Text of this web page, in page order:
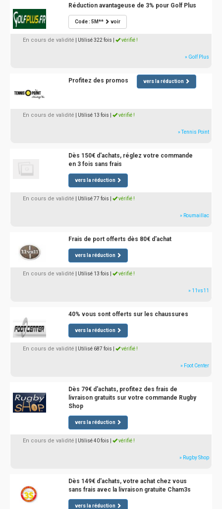
Réduction avantageuse de 3% pour Golf Plus
Code : 5M** voir
En cours de validité | Utilisé 322 fois vérifié !
» Golf Plus
Profitez des promos vers la réduction
En cours de validité | Utilisé 13 fois vérifié !
» Tennis Point
Dès 150€ d'achats, réglez votre commande
en 3 fois sans frais
vers la réduction
En cours de validité | Utilisé 77 fois vérifié !
» Roumaillac
Frais de port offerts dès 80€ d'achat
vers la réduction
En cours de validité | Utilisé 13 fois vérifié !
» 11vs11
40% vous sont offerts sur les chaussures
vers la réduction
En cours de validité | Utilisé 687 fois vérifié !
» Foot Center
Dès 79€ d'achats, profitez des frais de
livraison gratuits sur votre commande Rugby
Shop
vers la réduction
En cours de validité | Utilisé 40 fois vérifié !
» Rugby Shop
Dès 149€ d'achats, votre achat chez vous
sans frais avec la livraison gratuite Cham3s
vers la réduction